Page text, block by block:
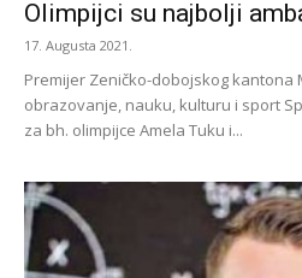
Olimpijci su najbolji
17. Augusta 2021.
Premijer Zeničko-dobojskog kantona
obrazovanje, nauku, kulturu i sport
za bh. olimpijce Amela Tuku i...